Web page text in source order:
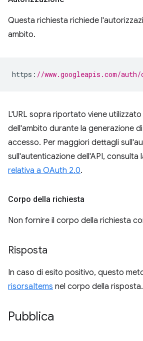
Questa richiesta richiede
ambito.
https : //www.googleapis.com/auth/
L'URL sopra riportato viene
dell'ambito durante la generazione
accesso. Per maggiori dettagli
sull'autenticazione dell'API, consulta
relativa a OAuth 2.0.
Corpo della richiesta
Non fornire il corpo della richiesta
Risposta
In caso di esito positivo, questo
risorsaItems nel corpo della risposta.
Pubblica